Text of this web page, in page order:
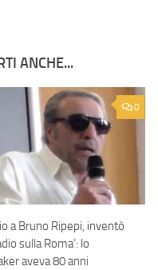
ANCHE...
0
a Bruno Ripepi, inventò
sulla Roma’: lo
aveva 80 anni